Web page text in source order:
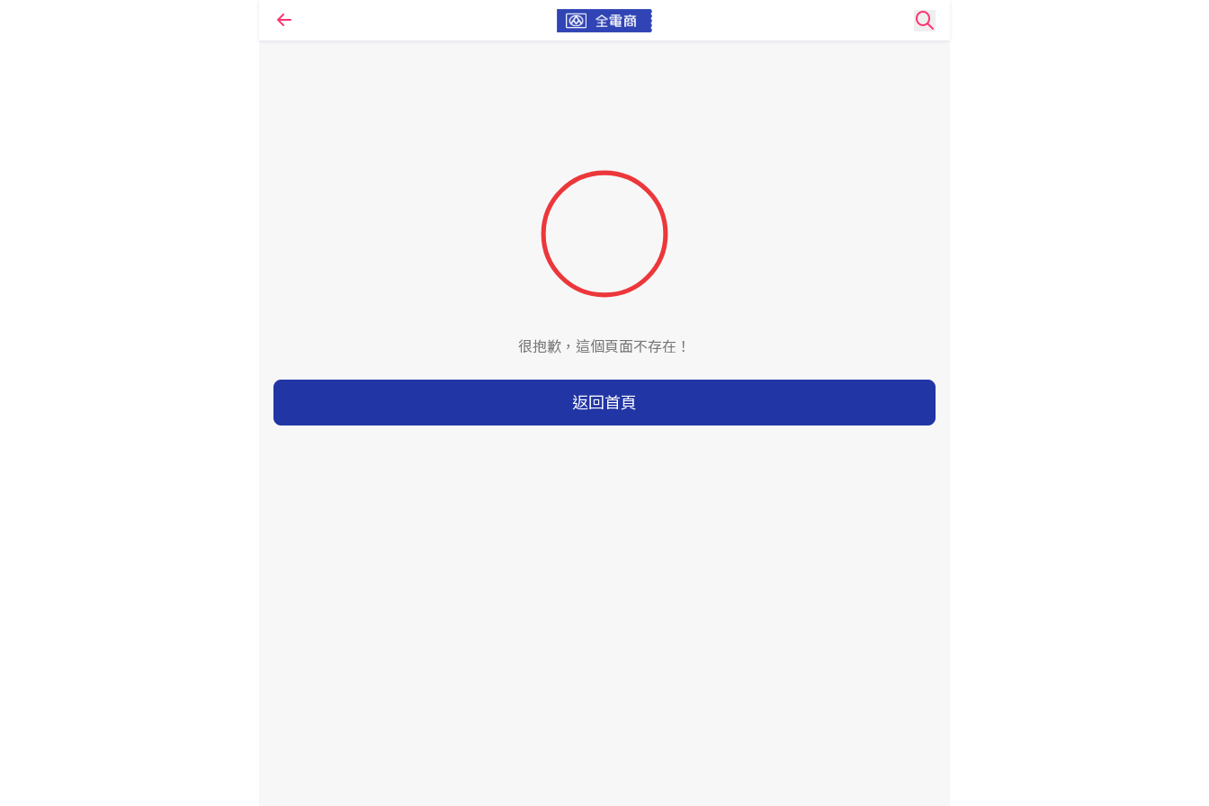
很抱歉，這個頁面不存在！
返回首頁